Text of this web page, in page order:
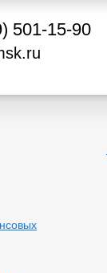
501-15-90